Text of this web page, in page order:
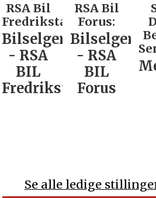
RSA Bil
Forus:
Bilselger
- RSA
BIL
Forus
Snap
Drive
Bergen
Sentrum:
Mekaniker
Se alle ledige